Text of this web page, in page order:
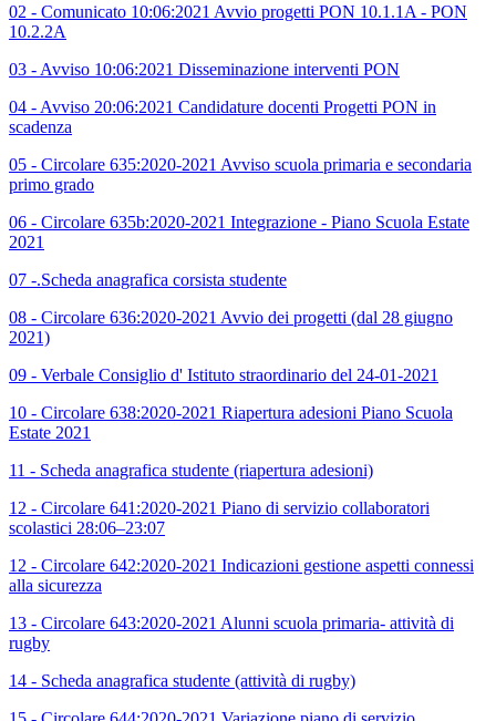
02 - Comunicato 10:06:2021 Avvio progetti PON 10.1.1A - PON
10.2.2A
03 - Avviso 10:06:2021 Disseminazione interventi PON
04 - Avviso 20:06:2021 Candidature docenti Progetti PON in
scadenza
05 - Circolare 635:2020-2021 Avviso scuola primaria e secondaria
primo grado
06 - Circolare 635b:2020-2021 Integrazione - Piano Scuola Estate
2021
07 -.Scheda anagrafica corsista studente
08 - Circolare 636:2020-2021 Avvio dei progetti (dal 28 giugno
2021)
09 - Verbale Consiglio d' Istituto straordinario del 24-01-2021
10 - Circolare 638:2020-2021 Riapertura adesioni Piano Scuola
Estate 2021
11 - Scheda anagrafica studente (riapertura adesioni)
12 - Circolare 641:2020-2021 Piano di servizio collaboratori
scolastici 28:06–23:07
12 - Circolare 642:2020-2021 Indicazioni gestione aspetti connessi
alla sicurezza
13 - Circolare 643:2020-2021 Alunni scuola primaria- attività di
rugby
14 - Scheda anagrafica studente (attività di rugby)